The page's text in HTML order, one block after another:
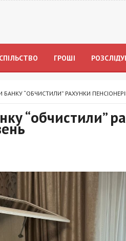
ГРОШІ
БАНКУ “ОБЧИСТИЛИ” РАХУНКИ
“обчистили”